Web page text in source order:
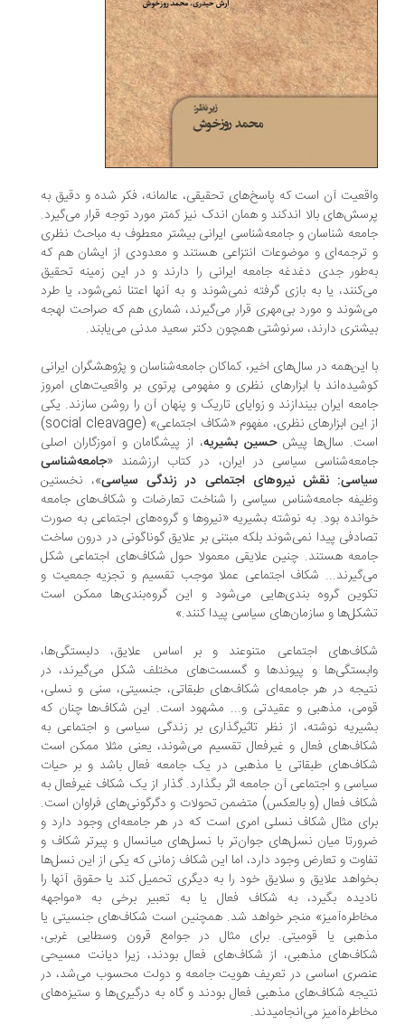
واقعیت آن است که پاسخ‌های تحقیقی، عالمانه، فکر شده و دقیق به
پرسش‌های بالا اندکند و همان اندک نیز کمتر مورد توجه قرار می‌گیرد.
جامعه شناسان و جامعه‌شناسی ایرانی بیشتر معطوف به مباحث نظری
و ترجمه‌ای و موضوعات انتزاعی هستند و معدودی از ایشان هم که
به‌طور جدی دغدغه جامعه ایرانی را دارند و در این زمینه تحقیق
می‌کنند، یا به بازی گرفته نمی‌شوند و به آنها اعتنا نمی‌شود، یا طرد
می‌شوند و مورد بی‌مهری قرار می‌گیرند، شماری هم که صراحت لهجه
بیشتری دارند، سرنوشتی همچون دکتر سعید مدنی می‌یابند.
با این‌همه در سال‌های اخیر، کماکان جامعه‌شناسان و پژوهشگران ایرانی
کوشیده‌اند با ابزارهای نظری و مفهومی پرتوی بر واقعیت‌های امروز
جامعه ایران بیندازند و زوایای تاریک و پنهان آن را روشن سازند. یکی
از این ابزارهای نظری، مفهوم «شکاف اجتماعی» (social cleavage)
است. سال‌ها پیشحسین بشیریه، از پیشگامان و آموزگاران اصلی
جامعه‌شناسی سیاسی در ایران، در کتاب ارزشمند «جامعه‌شناسی
سیاسی: نقش نیروهای اجتماعی در زندگی سیاسی»، نخستین
وظیفه جامعه‌شناس سیاسی را شناخت تعارضات و شکاف‌های جامعه
خوانده بود. به نوشته بشیریه «نیروها و گروه‌های اجتماعی به صورت
تصادفی پیدا نمی‌شوند بلکه مبتنی بر علایق گوناگونی در درون ساخت
جامعه هستند. چنین علایقی معمولا حول شکاف‌های اجتماعی شکل
می‌گیرند... شکاف اجتماعی عملا موجب تقسیم و تجزیه جمعیت و
تکوین گروه بندی‌هایی می‌شود و این گروه‌بندی‌ها ممکن است
تشکل‌ها و سازمان‌های سیاسی پیدا کنند.»
شکاف‌های اجتماعی متنوعند و بر اساس علایق، دلبستگی‌ها،
وابستگی‌ها و پیوندها و گسست‌های مختلف شکل می‌گیرند، در
نتیجه در هر جامعه‌ای شکاف‌های طبقاتی، جنسیتی، سنی و نسلی،
قومی، مذهبی و عقیدتی و... مشهود است. این شکاف‌ها چنان که
بشیریه نوشته، از نظر تاثیرگذاری بر زندگی سیاسی و اجتماعی به
شکاف‌های فعال و غیرفعال تقسیم می‌شوند، یعنی مثلا ممکن است
شکاف‌های طبقاتی یا مذهبی در یک جامعه فعال باشد و بر حیات
سیاسی و اجتماعی آن جامعه اثر بگذارد. گذار از یک شکاف غیرفعال به
شکاف فعال (و بالعکس) متضمن تحولات و دگرگونی‌های فراوان است.
برای مثال شکاف نسلی امری است که در هر جامعه‌ای وجود دارد و
ضرورتا میان نسل‌های جوان‌تر با نسل‌های میانسال و پیرتر شکاف و
تفاوت و تعارض وجود دارد، اما این شکاف زمانی که یکی از این نسل‌ها
بخواهد علایق و سلایق خود را به دیگری تحمیل کند یا حقوق آنها را
نادیده بگیرد، به شکاف فعال یا به تعبیر برخی به «مواجهه
مخاطره‌آمیز» منجر خواهد شد. همچنین است شکاف‌های جنسیتی یا
مذهبی یا قومیتی. برای مثال در جوامع قرون وسطایی غربی،
شکاف‌های مذهبی، از شکاف‌های فعال بودند، زیرا دیانت مسیحی
عنصری اساسی در تعریف هویت جامعه و دولت محسوب می‌شد، در
نتیجه شکاف‌های مذهبی فعال بودند و گاه به درگیری‌ها و ستیزه‌های
مخاطره‌آمیز می‌انجامیدند.